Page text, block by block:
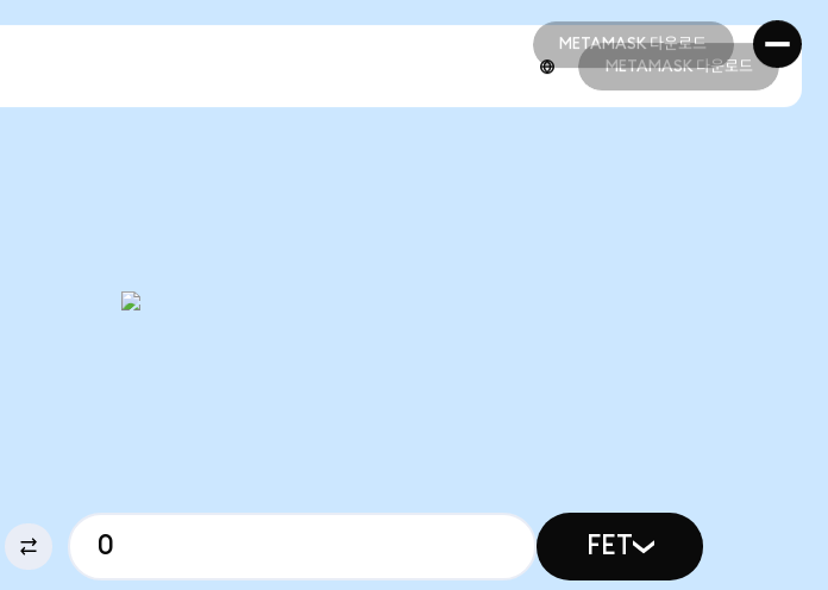
METAMASK 다운로드
METAMASK 다운로드
METAMASK 다운로드
FET